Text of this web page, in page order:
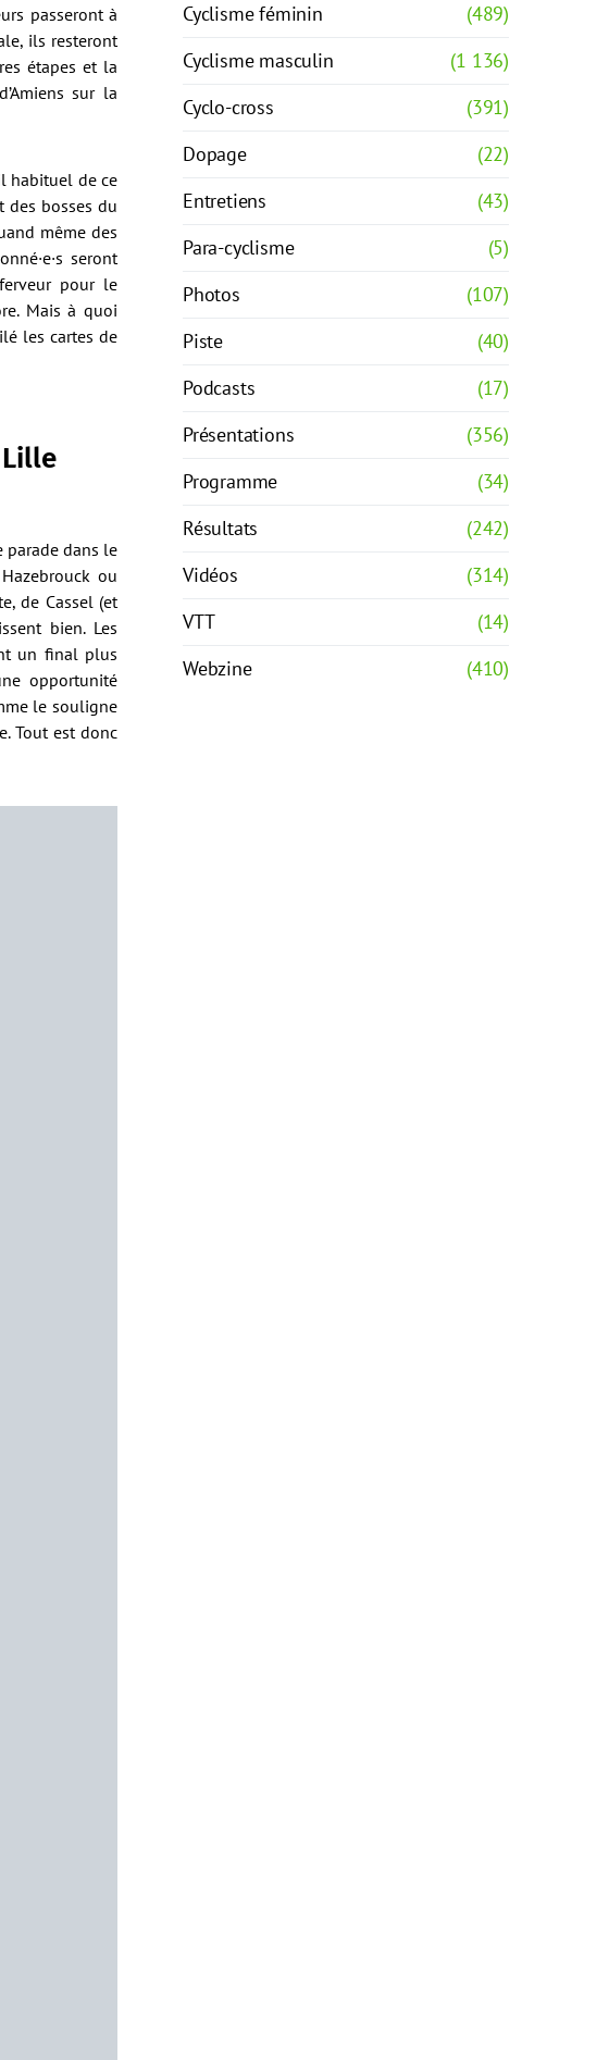
passeront à
ils resteront
étapes et la
sur la
habituel de ce
des bosses du
même des
seront
pour le
Mais à quoi
les cartes de
parade dans le
ou
de Cassel (et
bien. Les
un final plus
opportunité
le souligne
Tout est donc
Cyclisme féminin
(489)
Cyclisme masculin
(1 136)
Cyclo-cross
(391)
Dopage
(22)
Entretiens
(43)
Para-cyclisme
(5)
Photos
(107)
Piste
(40)
Podcasts
(17)
Présentations
(356)
Programme
(34)
Résultats
(242)
Vidéos
(314)
VTT
(14)
Webzine
(410)